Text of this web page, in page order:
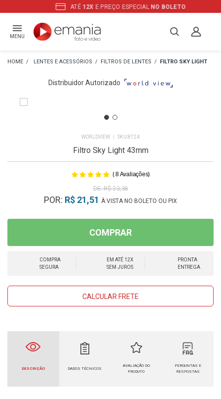
ATÉ12XE PREÇO ESPECIAL NO BOLETO
MENU
LENTES E ACESSÓRIOS FILTROS DE LENTES FILTRO SKY LIGHT
Distribuidor Autorizado
WORLDVIEW 8724
Filtro Sky Light 43mm
(8Avaliações)
R$ 23,38
POR: R$ 21,51 À VISTA NO BOLETO OU PIX
COMPRAR
COMPRA
SEGURA
EM ATÉ 12X
SEM JUROS
PRONTA
ENTREGA
CALCULAR FRETE
DESCRIÇÃO DADOS TÉCNICOS
AVALIAÇÃO DO
PRODUTO
PERGUNTAS E
RESPOSTAS